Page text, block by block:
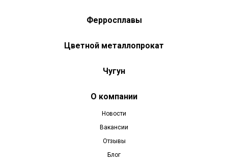
Ферросплавы
Цветной металлопрокат
Чугун
О компании
Новости
Вакансии
Отзывы
Блог